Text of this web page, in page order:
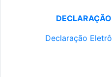
Declaração